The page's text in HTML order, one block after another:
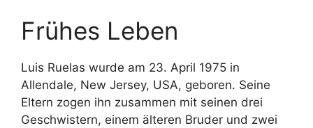
Frühes Leben
Luis Ruelas wurde am 23. April 1975 in
Allendale, New Jersey, USA, geboren. Seine
Eltern zogen ihn zusammen mit seinen drei
Geschwistern, einem älteren Bruder und zwei